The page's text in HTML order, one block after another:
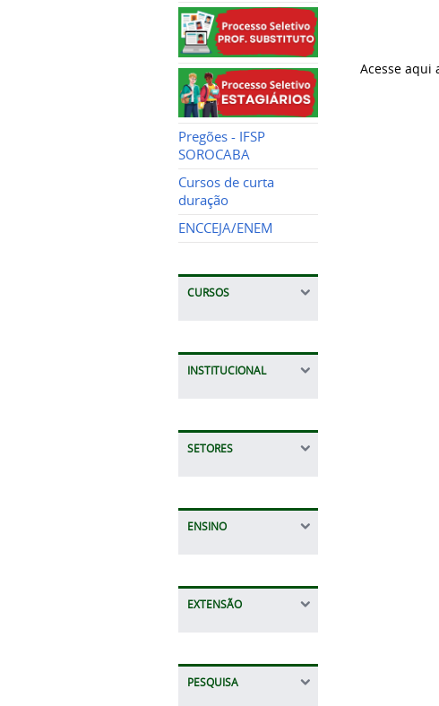
Pregões - IFSP
SOROCABA
Cursos de curta
duração
ENCCEJA/ENEM
CURSOS
INSTITUCIONAL
SETORES
ENSINO
EXTENSÃO
PESQUISA
Acesse aqui